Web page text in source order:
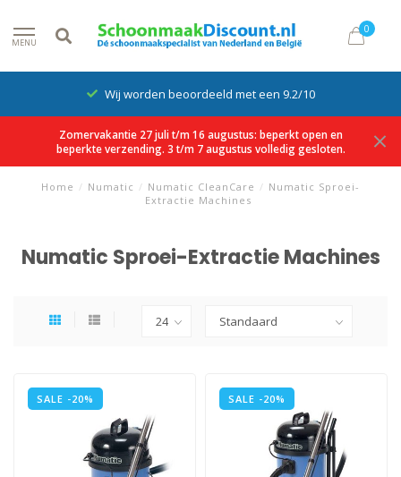
MENU
0
Wij worden beoordeeld met een 9.2/10
Zomervakantie 27 juli t/m 16 augustus: beperkt open en
beperkte verzending. 3 t/m 7 augustus volledig gesloten.
Home / Numatic / Numatic CleanCare / Numatic Sproei-
Extractie Machines
Numatic Sproei-Extractie Machines
SALE -20% SALE -20%